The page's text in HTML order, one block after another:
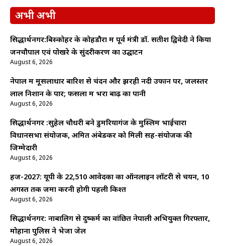
अभी अभी
सिद्धार्थनगर:बिस्कोहर के कोहडौरा में पूर्व मंत्री डॉ. सतीश द्विवेदी ने किया
जनचौपाल एवं पोखरे के सुंदरीकरण का उद्घाटन
August 6, 2026
नेपाल में मूसलाधार बारिश से चंदन और झरही नदी उफान पर, जलस्तर
लाल निशान के पार; फसलों में भरा बाढ़ का पानी
August 6, 2026
सिद्धार्थनगर :सुहेल चौधरी बने डुमरियागंज के मुस्लिम भाईचारा
विधानसभा संयोजक, अमित अंबेडकर को मिली सह-संयोजक की
जिम्मेदारी
August 6, 2026
हज-2027: यूपी के 22,510 आवेदकों का ऑनलाइन लॉटरी से चयन, 10
अगस्त तक जमा करनी होगी पहली किश्त
August 6, 2026
सिद्धार्थनगर: नाबालिग से दुष्कर्म का वांछित नेपाली अभियुक्त गिरफ्तार,
मोहाना पुलिस ने भेजा जेल
August 6, 2026